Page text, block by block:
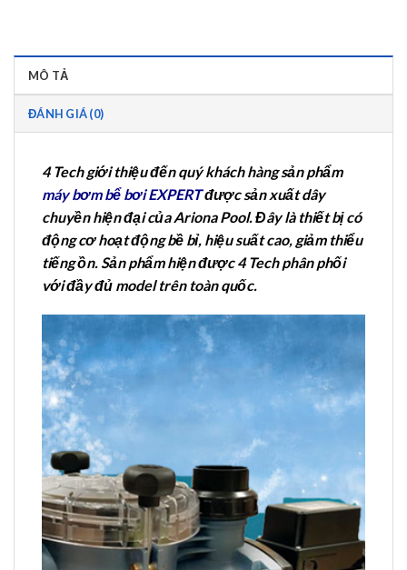
MÔ TẢ
ĐÁNH GIÁ (0)
4 Tech giới thiệu đến quý khách hàng sản phẩm
máy bơm bể bơi EXPERTđược sản xuất dây
chuyền hiện đại của Ariona Pool. Đây là thiết bị có
động cơ hoạt động bề bỉ, hiệu suất cao, giảm thiểu
tiếng ồn. Sản phẩm hiện được 4 Tech phân phối
với đầy đủ model trên toàn quốc.